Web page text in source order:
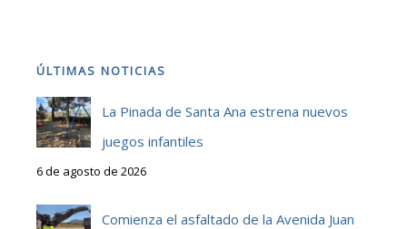
ÚLTIMAS NOTICIAS
La Pinada de Santa Ana estrena nuevos
juegos infantiles
6 de agosto de 2026
Comienza el asfaltado de la Avenida Juan